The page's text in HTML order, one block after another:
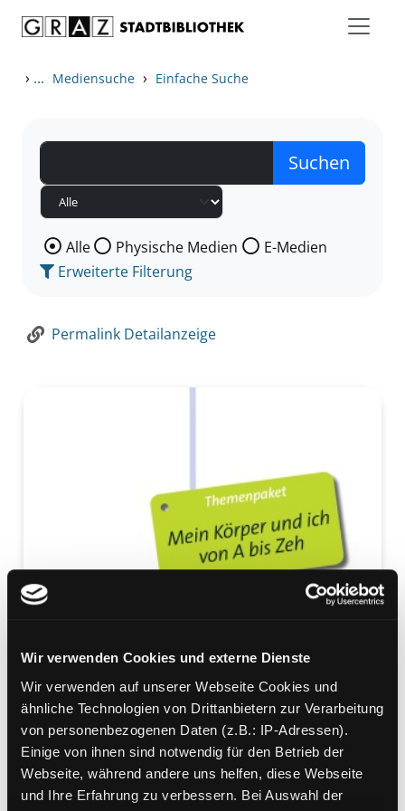
Wir verwenden Cookies und externe Dienste
Wir verwenden auf unserer Webseite Cookies und
ähnliche Technologien von Drittanbietern zur Verarbeitung
von personenbezogenen Daten (z.B.: IP-Adressen).
Einige von ihnen sind notwendig für den Betrieb der
Webseite, während andere uns helfen, diese Webseite
und Ihre Erfahrung zu verbessern. Bei Auswahl der
› ... Mediensuche › Einfache Suche
Wählen Sie die Medienart nach der Sie suchen wollen.
Alle Physische Medien
E-Medien
Erweiterte Filterung
Permalink Detailanzeige